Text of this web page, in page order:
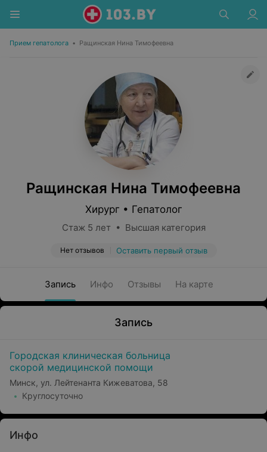
Прием гепатолога • Ращинская Нина Тимофеевна
Ращинская Нина Тимофеевна
Хирург • Гепатолог
Стаж 5 лет • Высшая категория
Нет отзывов Оставить первый отзыв
Запись Инфо Отзывы На карте
Запись
Городская клиническая больница
скорой медицинской помощи
Минск, ул. Лейтенанта Кижеватова, 58
Круглосуточно
Инфо